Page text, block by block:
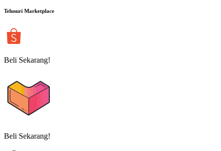
Telusuri Marketplace
Beli Sekarang!
Beli Sekarang!